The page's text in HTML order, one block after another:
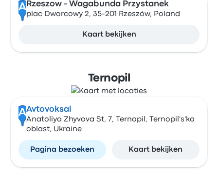
A Rzeszow - Wagabunda Przystanek
plac Dworcowy 2, 35-201 Rzeszów, Poland
Kaart bekijken
Ternopil
AAvtovoksal
Anatoliya Zhyvova St, 7, Ternopil, Ternopil's'ka
oblast, Ukraine
Pagina bezoeken Kaart bekijken